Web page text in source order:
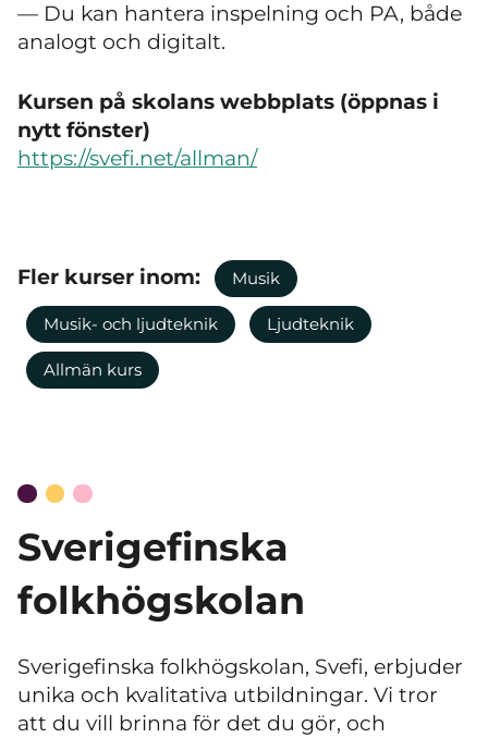
— Du kan hantera inspelning och PA, både
analogt och digitalt.
Kursen på skolans webbplats (öppnas i
nytt fönster)
https://svefi.net/allman/
Fler kurser inom: Musik
Musik- och ljudteknik Ljudteknik
Allmän kurs
Sverigefinska
folkhögskolan
Sverigefinska folkhögskolan, Svefi, erbjuder
unika och kvalitativa utbildningar. Vi tror
att du vill brinna för det du gör, och